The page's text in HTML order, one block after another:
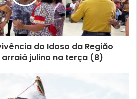
Paraná Parcerias abrange quatro
em que são feitos o requerimento
análise do Conselho de
de um Grupo de Trabalho; interna,
e estruturação, elaboração e
a consulta, finalização de
jurídica, ratificação do
do Idoso da Região
julino na terça (8)